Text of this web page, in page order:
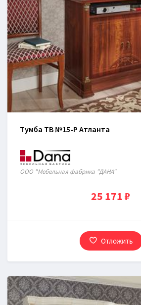
Тумба ТВ №15-P Атланта
ООО "Мебельная фабрика "ДАНА"
25 171 ₽
Отложить